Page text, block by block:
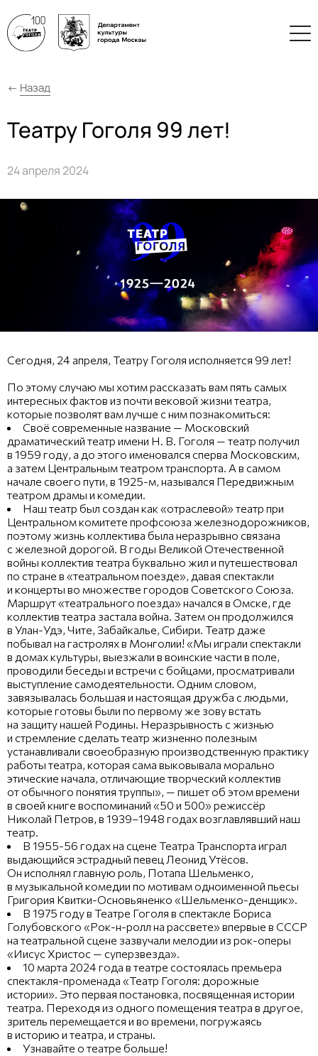
← Назад
Театру Гоголя 99 лет!
24 апреля 2024
Сегодня, 24 апреля, Театру Гоголя исполняется 99 лет!
По этому случаю мы хотим рассказать вам пять самых
интересных фактов из почти вековой жизни театра,
которые позволят вам лучше с ним познакомиться:
Своё современные название — Московский
драматический театр имени Н. В. Гоголя — театр получил
в 1959 году, а до этого именовался сперва Московским,
а затем Центральным театром транспорта. А в самом
начале своего пути, в 1925-м, назывался Передвижным
театром драмы и комедии.
Наш театр был создан как «отраслевой» театр при
Центральном комитете профсоюза железнодорожников,
поэтому жизнь коллектива была неразрывно связана
с железной дорогой. В годы Великой Отечественной
войны коллектив театра буквально жил и путешествовал
по стране в «театральном поезде», давая спектакли
и концерты во множестве городов Советского Союза.
Маршрут «театрального поезда» начался в Омске, где
коллектив театра застала война. Затем он продолжился
в Улан-Удэ, Чите, Забайкалье, Сибири. Театр даже
побывал на гастролях в Монголии! «Мы играли спектакли
в домах культуры, выезжали в воинские части в поле,
проводили беседы и встречи с бойцами, просматривали
выступление самодеятельности. Одним словом,
завязывалась большая и настоящая дружба с людьми,
которые готовы были по первому же зову встать
на защиту нашей Родины. Неразрывность с жизнью
и стремление сделать театр жизненно полезным
устанавливали своеобразную производственную практику
работы театра, которая сама выковывала морально
этические начала, отличающие творческий коллектив
от обычного понятия труппы», — пишет об этом времени
в своей книге воспоминаний «50 и 500» режиссёр
Николай Петров, в 1939–1948 годах возглавлявший наш
театр.
В 1955-56 годах на сцене Театра Транспорта играл
выдающийся эстрадный певец Леонид Утёсов.
Он исполнял главную роль, Потапа Шельменко,
в музыкальной комедии по мотивам одноименной пьесы
Григория Квитки-Основьяненко «Шельменко-денщик».
В 1975 году в Театре Гоголя в спектакле Бориса
Голубовского «Рок-н-ролл на рассвете» впервые в СССР
на театральной сцене зазвучали мелодии из рок-оперы
«Иисус Христос — суперзвезда».
10 марта 2024 года в театре состоялась премьера
спектакля-променада «Театр Гоголя: дорожные
истории». Это первая постановка, посвященная истории
театра. Переходя из одного помещения театра в другое,
зритель перемещается и во времени, погружаясь
в историю и театра, и страны.
Узнавайте о театре больше!